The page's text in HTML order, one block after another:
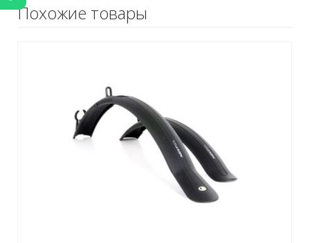
Похожие товары